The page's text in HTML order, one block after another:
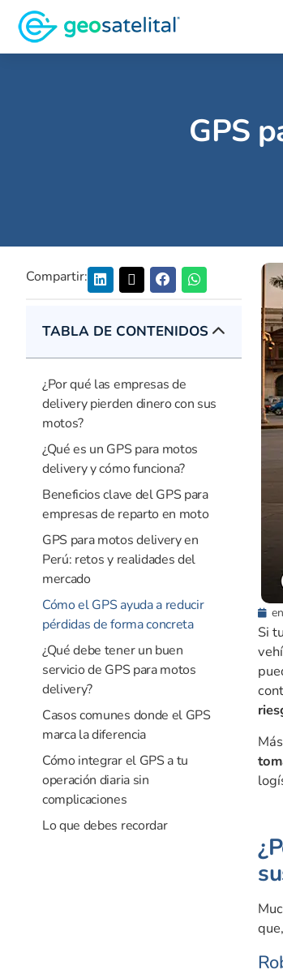
GPS
Compartir:
TABLA DE CONTENIDOS
¿Por qué las empresas de
delivery pierden dinero con sus
motos?
¿Qué es un GPS para motos
delivery y cómo funciona?
Beneficios clave del GPS para
empresas de reparto en moto
GPS para motos delivery en
Perú: retos y realidades del
mercado
Cómo el GPS ayuda a reducir
pérdidas de forma concreta
¿Qué debe tener un buen
servicio de GPS para motos
delivery?
Casos comunes donde el GPS
marca la diferencia
Cómo integrar el GPS a tu
operación diaria sin
complicaciones
Lo que debes recordar
Si